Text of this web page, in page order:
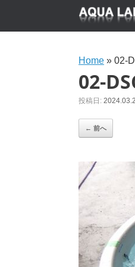
Home » 02-
02-
投稿日:
← 前へ